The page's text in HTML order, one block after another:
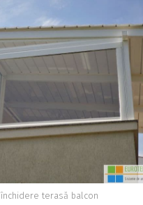
închidere terasă balcon